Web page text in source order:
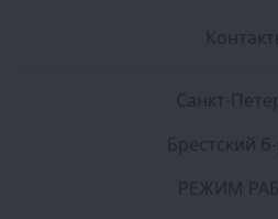
Контакты
Санкт-
Брестский б-
РЕЖИМ